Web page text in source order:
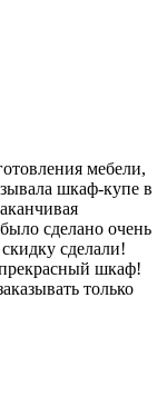
мебели,
шкаф-купе в
сделано очень
сделали!
шкаф!
только